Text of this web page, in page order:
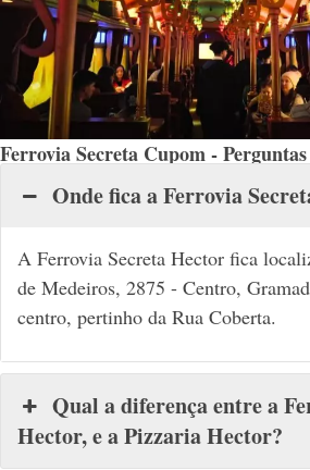
Ferrovia Secreta Cupom -
Onde fica a Ferrovia
A Ferrovia Secreta Hector fica
de Medeiros, 2875 - Centro,
centro, pertinho da Rua Coberta.
Qual a diferença entre a
Hector, e a Pizzaria Hector?